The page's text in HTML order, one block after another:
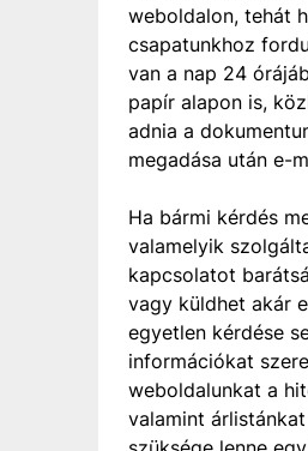
weboldalon, tehát
csapatunkhoz
van a nap 24
papír alapon is,
adnia a
megadása után e-
Ha bármi kérdés
valamelyik
kapcsolatot
vagy küldhet akár
egyetlen kérdése
információkat
weboldalunkat a
valamint